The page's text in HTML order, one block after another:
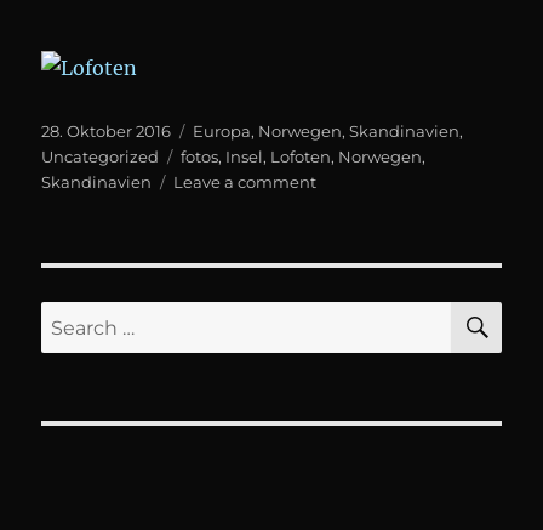
Posted
on
28. Oktober 2016 Categories
Europa, Norwegen,Skandinavien,
Uncategorized
Tags
fotos, Insel, Lofoten, Norwegen,
Skandinavien
Leave a commenton
Search
for: